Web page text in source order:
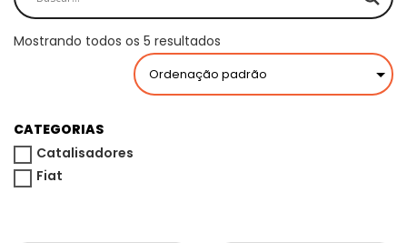
Mostrando todos os 5 resultados
CATEGORIAS
Catalisadores
Fiat